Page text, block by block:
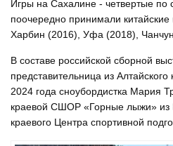
Игры на Сахалине - четвертые по
поочередно принимали китайские
Харбин (2016), Уфа (2018),
В составе российской сборной
представительница из
2024 года сноубордистка Мария
краевой СШОР «Горные лыжи» из
краевого Центра спортивной